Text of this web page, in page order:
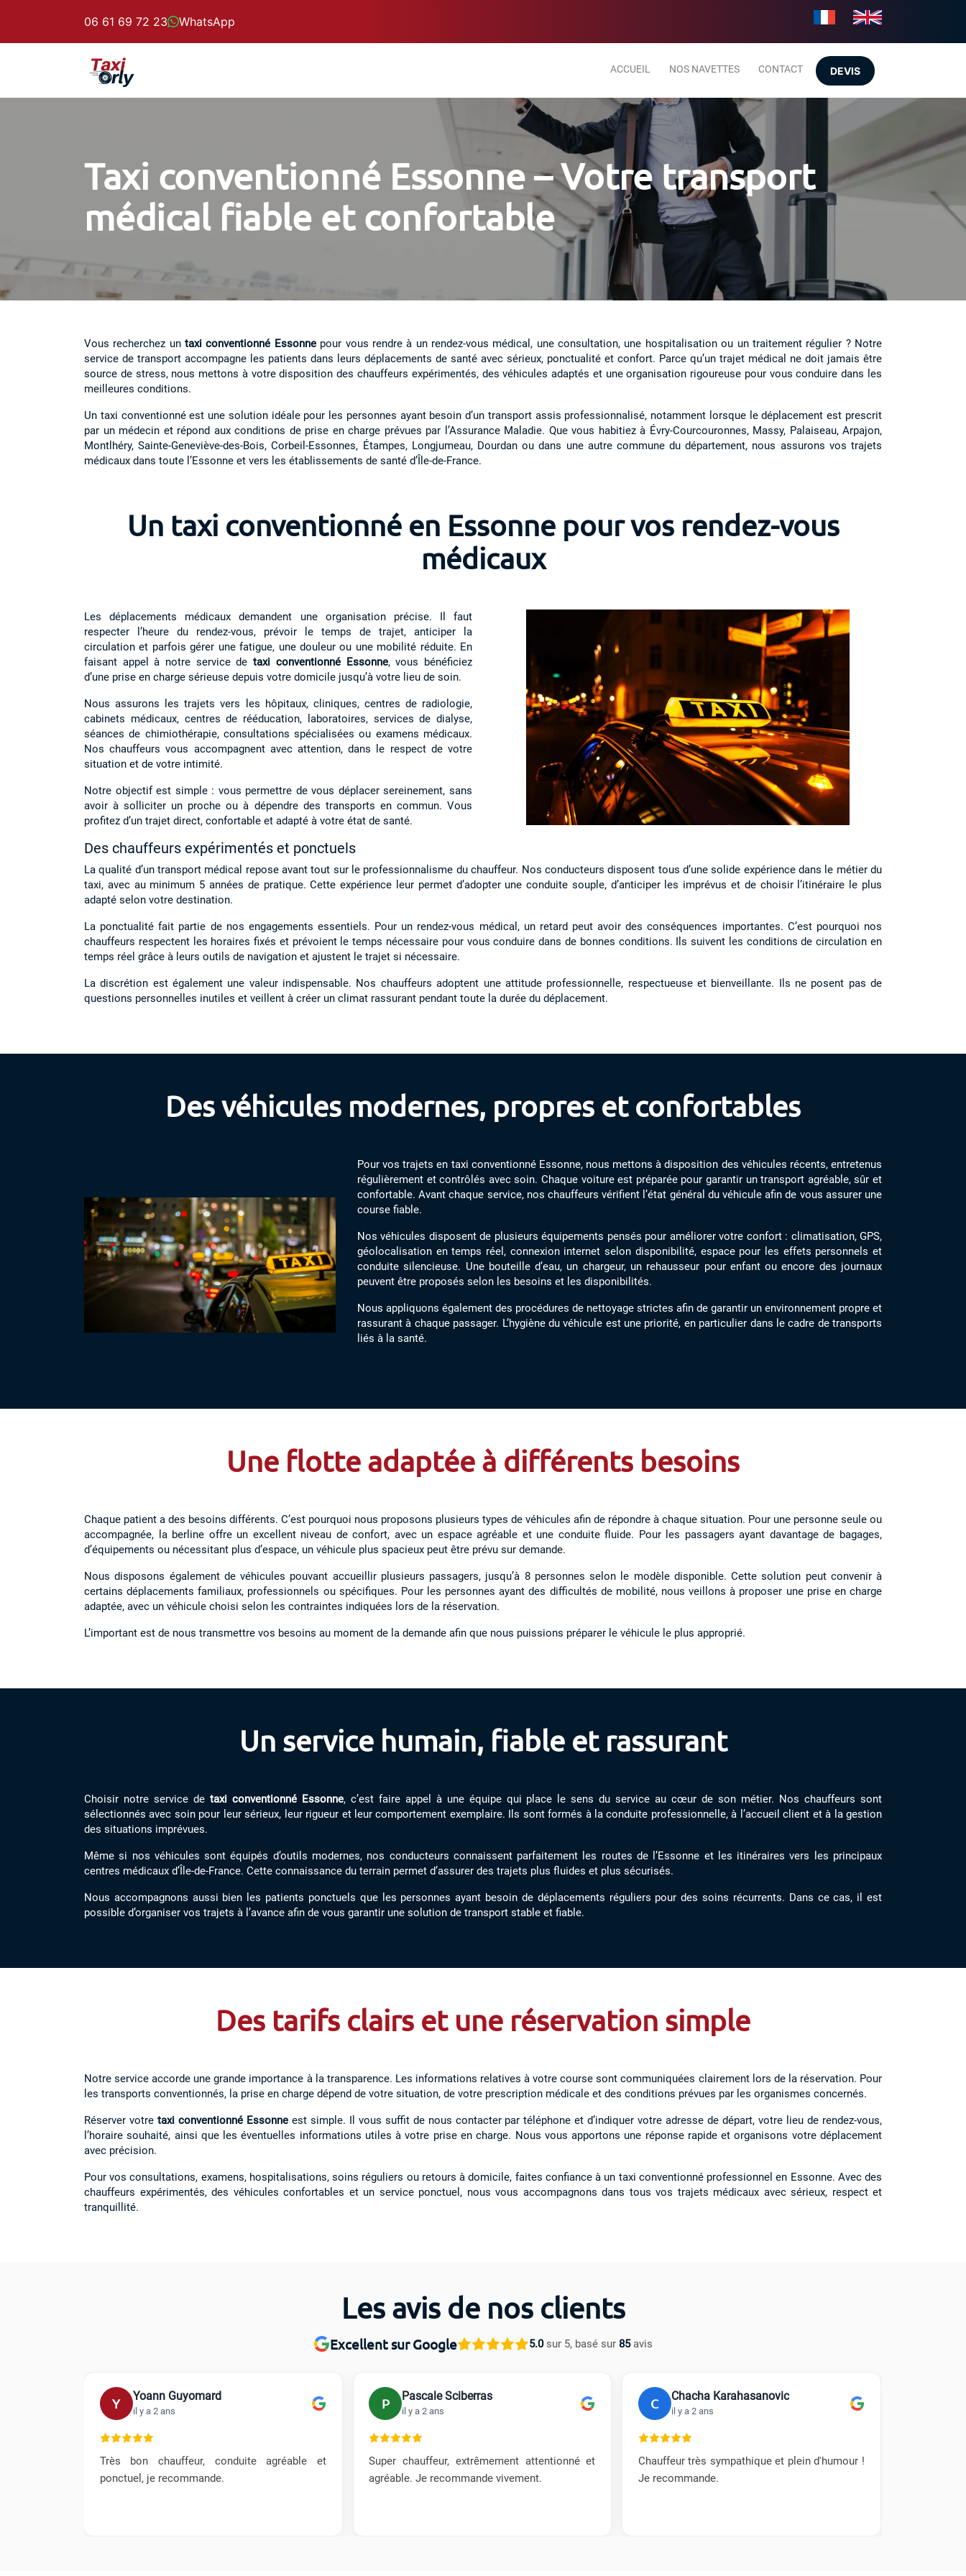
06 61 69 72 23 WhatsApp
ACCUEIL NOS NAVETTES CONTACT DEVIS
Taxi conventionné Essonne – Votre transport
médical fiable et confortable
Vous recherchez untaxi conventionné Essonnepour vous rendre à un rendez-vous médical, une consultation, une hospitalisation ou un traitement régulier ? Notre
service de transport accompagne les patients dans leurs déplacements de santé avec sérieux, ponctualité et confort. Parce qu’un trajet médical ne doit jamais être
source de stress, nous mettons à votre disposition des chauffeurs expérimentés, des véhicules adaptés et une organisation rigoureuse pour vous conduire dans les
meilleures conditions.
Un taxi conventionné est une solution idéale pour les personnes ayant besoin d’un transport assis professionnalisé, notamment lorsque le déplacement est prescrit
par un médecin et répond aux conditions de prise en charge prévues par l’Assurance Maladie. Que vous habitiez à Évry-Courcouronnes, Massy, Palaiseau, Arpajon,
Montlhéry, Sainte-Geneviève-des-Bois, Corbeil-Essonnes, Étampes, Longjumeau, Dourdan ou dans une autre commune du département, nous assurons vos trajets
médicaux dans toute l’Essonne et vers les établissements de santé d’Île-de-France.
Un taxi conventionné en Essonne pour vos rendez-vous
médicaux
Les déplacements médicaux demandent une organisation précise. Il faut
respecter l’heure du rendez-vous, prévoir le temps de trajet, anticiper la
circulation et parfois gérer une fatigue, une douleur ou une mobilité réduite. En
faisant appel à notre service detaxi conventionné Essonne, vous bénéficiez
d’une prise en charge sérieuse depuis votre domicile jusqu’à votre lieu de soin.
Nous assurons les trajets vers les hôpitaux, cliniques, centres de radiologie,
cabinets médicaux, centres de rééducation, laboratoires, services de dialyse,
séances de chimiothérapie, consultations spécialisées ou examens médicaux.
Nos chauffeurs vous accompagnent avec attention, dans le respect de votre
situation et de votre intimité.
Notre objectif est simple : vous permettre de vous déplacer sereinement, sans
avoir à solliciter un proche ou à dépendre des transports en commun. Vous
profitez d’un trajet direct, confortable et adapté à votre état de santé.
Des chauffeurs expérimentés et ponctuels
La qualité d’un transport médical repose avant tout sur le professionnalisme du chauffeur. Nos conducteurs disposent tous d’une solide expérience dans le métier du
taxi, avec au minimum 5 années de pratique. Cette expérience leur permet d’adopter une conduite souple, d’anticiper les imprévus et de choisir l’itinéraire le plus
adapté selon votre destination.
La ponctualité fait partie de nos engagements essentiels. Pour un rendez-vous médical, un retard peut avoir des conséquences importantes. C’est pourquoi nos
chauffeurs respectent les horaires fixés et prévoient le temps nécessaire pour vous conduire dans de bonnes conditions. Ils suivent les conditions de circulation en
temps réel grâce à leurs outils de navigation et ajustent le trajet si nécessaire.
La discrétion est également une valeur indispensable. Nos chauffeurs adoptent une attitude professionnelle, respectueuse et bienveillante. Ils ne posent pas de
questions personnelles inutiles et veillent à créer un climat rassurant pendant toute la durée du déplacement.
Des véhicules modernes, propres et confortables
Pour vos trajets en taxi conventionné Essonne, nous mettons à disposition des véhicules récents, entretenus
régulièrement et contrôlés avec soin. Chaque voiture est préparée pour garantir un transport agréable, sûr et
confortable. Avant chaque service, nos chauffeurs vérifient l’état général du véhicule afin de vous assurer une
course fiable.
Nos véhicules disposent de plusieurs équipements pensés pour améliorer votre confort : climatisation, GPS,
géolocalisation en temps réel, connexion internet selon disponibilité, espace pour les effets personnels et
conduite silencieuse. Une bouteille d’eau, un chargeur, un rehausseur pour enfant ou encore des journaux
peuvent être proposés selon les besoins et les disponibilités.
Nous appliquons également des procédures de nettoyage strictes afin de garantir un environnement propre et
rassurant à chaque passager. L’hygiène du véhicule est une priorité, en particulier dans le cadre de transports
liés à la santé.
Une flotte adaptée à différents besoins
Chaque patient a des besoins différents. C’est pourquoi nous proposons plusieurs types de véhicules afin de répondre à chaque situation. Pour une personne seule ou
accompagnée, la berline offre un excellent niveau de confort, avec un espace agréable et une conduite fluide. Pour les passagers ayant davantage de bagages,
d’équipements ou nécessitant plus d’espace, un véhicule plus spacieux peut être prévu sur demande.
Nous disposons également de véhicules pouvant accueillir plusieurs passagers, jusqu’à 8 personnes selon le modèle disponible. Cette solution peut convenir à
certains déplacements familiaux, professionnels ou spécifiques. Pour les personnes ayant des difficultés de mobilité, nous veillons à proposer une prise en charge
adaptée, avec un véhicule choisi selon les contraintes indiquées lors de la réservation.
L’important est de nous transmettre vos besoins au moment de la demande afin que nous puissions préparer le véhicule le plus approprié.
Un service humain, fiable et rassurant
Choisir notre service de taxi conventionné Essonne, c’est faire appel à une équipe qui place le sens du service au cœur de son métier. Nos chauffeurs sont
sélectionnés avec soin pour leur sérieux, leur rigueur et leur comportement exemplaire. Ils sont formés à la conduite professionnelle, à l’accueil client et à la gestion
des situations imprévues.
Même si nos véhicules sont équipés d’outils modernes, nos conducteurs connaissent parfaitement les routes de l’Essonne et les itinéraires vers les principaux
centres médicaux d’Île-de-France. Cette connaissance du terrain permet d’assurer des trajets plus fluides et plus sécurisés.
Nous accompagnons aussi bien les patients ponctuels que les personnes ayant besoin de déplacements réguliers pour des soins récurrents. Dans ce cas, il est
possible d’organiser vos trajets à l’avance afin de vous garantir une solution de transport stable et fiable.
Des tarifs clairs et une réservation simple
Notre service accorde une grande importance à la transparence. Les informations relatives à votre course sont communiquées clairement lors de la réservation. Pour
les transports conventionnés, la prise en charge dépend de votre situation, de votre prescription médicale et des conditions prévues par les organismes concernés.
Réserver votre taxi conventionné Essonneest simple. Il vous suffit de nous contacter par téléphone et d’indiquer votre adresse de départ, votre lieu de rendez-vous,
l’horaire souhaité, ainsi que les éventuelles informations utiles à votre prise en charge. Nous vous apportons une réponse rapide et organisons votre déplacement
avec précision.
Pour vos consultations, examens, hospitalisations, soins réguliers ou retours à domicile, faites confiance à un taxi conventionné professionnel en Essonne. Avec des
chauffeurs expérimentés, des véhicules confortables et un service ponctuel, nous vous accompagnons dans tous vos trajets médicaux avec sérieux, respect et
tranquillité.
Les avis de nos clients
Excellent sur Google 5.0sur 5, basé sur 85avis
Y Yoann Guyomard
il y a 2 ans
Très bon chauffeur, conduite agréable et
ponctuel, je recommande.
P Pascale Sciberras
il y a 2 ans
Super chauffeur, extrêmement attentionné et
agréable. Je recommande vivement.
C Chacha Karahasanovic
il y a 2 ans
Chauffeur très sympathique et plein d'humour !
Je recommande.